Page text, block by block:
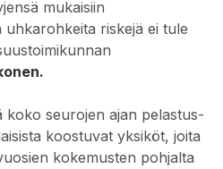
mukaisiin
uhkarohkeita riskejä ei tule
koko seurojen ajan pelastus-
koostuvat yksiköt, joita
kokemusten pohjalta